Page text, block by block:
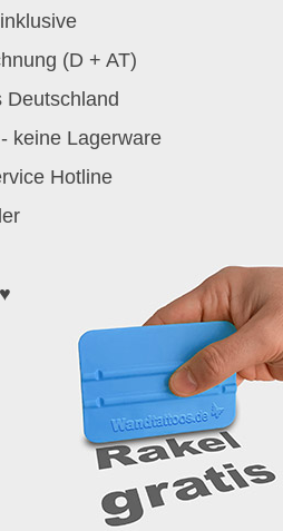
(D + AT)
Deutschland
keine Lagerware
Hotline